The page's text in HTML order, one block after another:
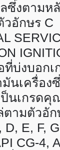
ซึ่งตามห
วอักษร C
บ่งบอกเ
เครื่องซึ่
ป็นเกรดคุ
ามตัวอัก
D, E, F,
CG-4,